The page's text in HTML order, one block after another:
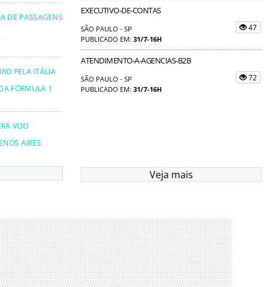
DE PASSAGENS
PELA ITÁLIA
FÓRMULA 1
VOO
AIRES
EXECUTIVO-DE-CONTAS
SÃO PAULO - SP
PUBLICADO EM: 31/7-16H
47
ATENDIMENTO-A-AGENCIAS-B2B
SÃO PAULO - SP
PUBLICADO EM: 31/7-16H
72
Veja mais